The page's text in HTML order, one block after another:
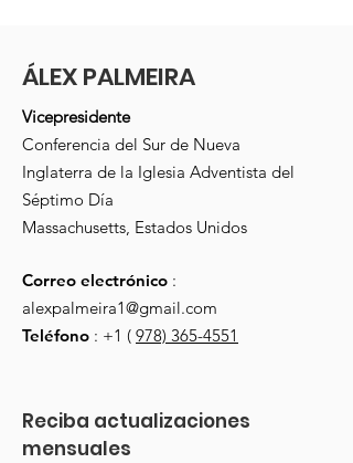
ÁLEX PALMEIRA
Vicepresidente
Conferencia del Sur de Nueva
Inglaterra de la Iglesia Adventista del
Séptimo Día
Massachusetts, Estados Unidos
Correo electrónico :
alexpalmeira1@gmail.com
Teléfono : +1 ( 978) 365-4551
Reciba actualizaciones
mensuales